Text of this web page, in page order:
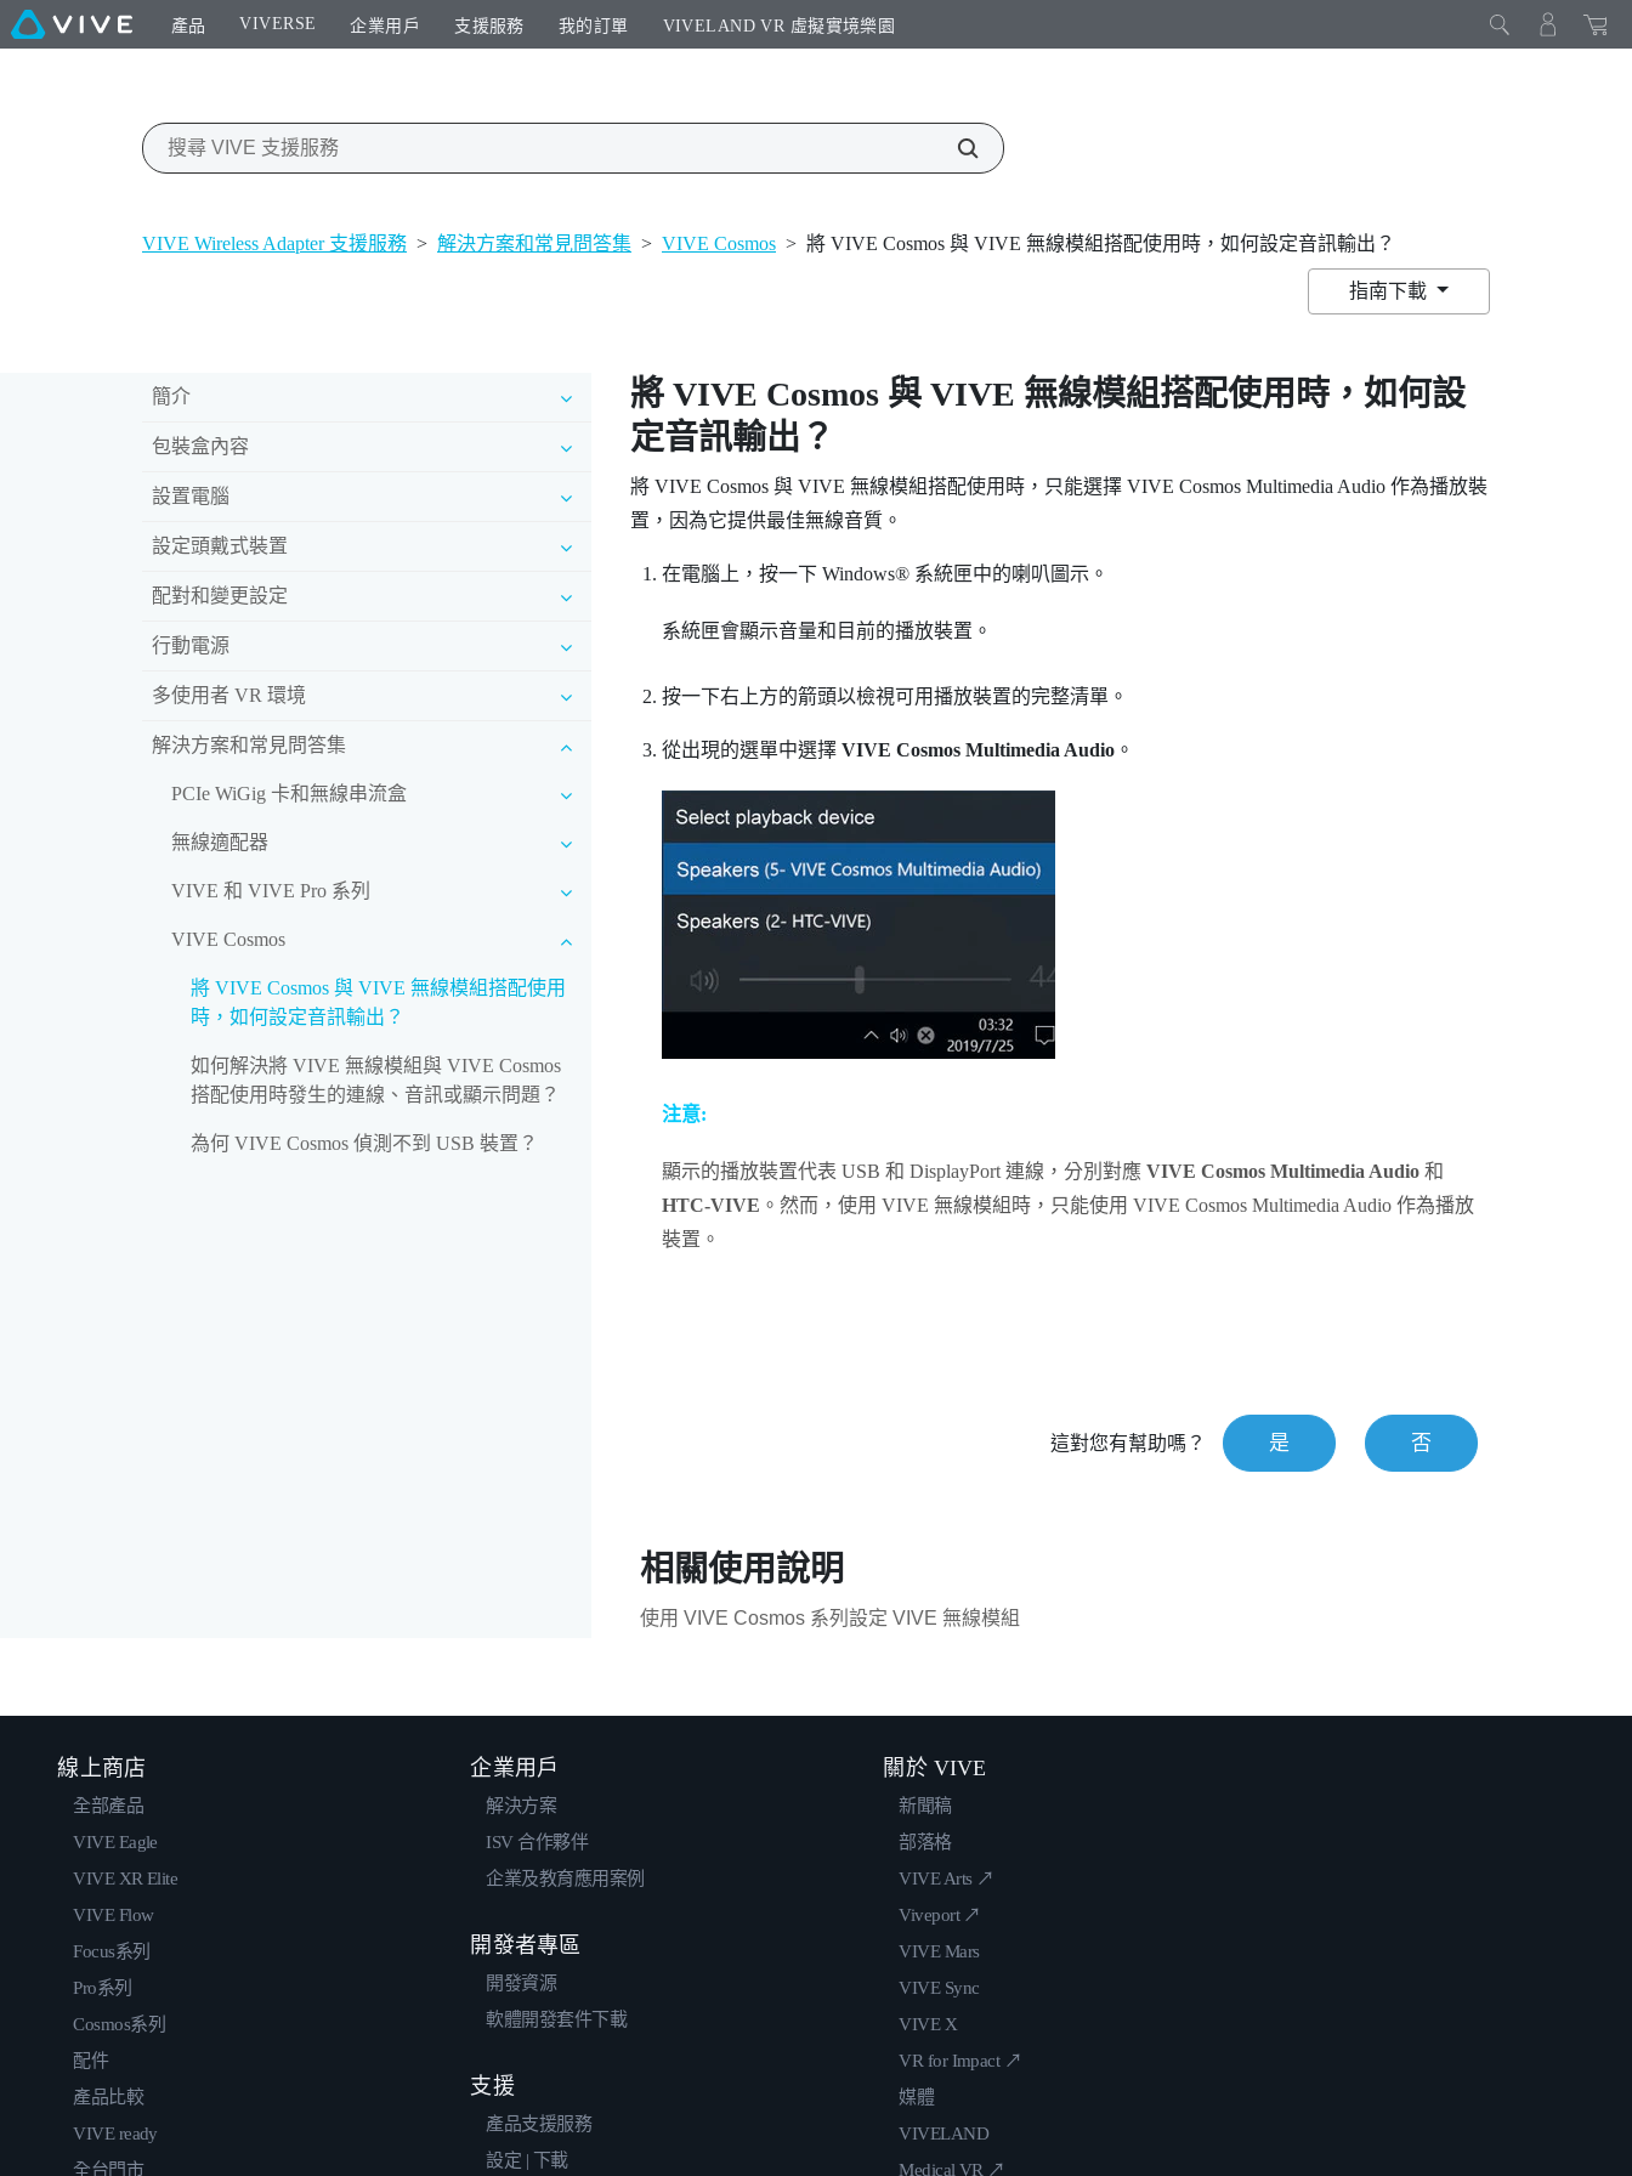
產品 VIVERSE 企業用戶 支援服務 我的訂單 VIVELAND VR 虛擬實境樂園​
VIVE Wireless Adapter 支援服務 > 解決方案和常見問答集 > VIVE Cosmos > 將 VIVE Cosmos 與 VIVE 無線模組搭配使用時，如何設定音訊輸出？
指南下載
簡介
包裝盒內容
設置電腦
設定頭戴式裝置
配對和變更設定
行動電源
多使用者 VR 環境
解決方案和常見問答集
PCIe WiGig 卡和無線串流盒
無線適配器
VIVE 和 VIVE Pro 系列
VIVE Cosmos
將 VIVE Cosmos 與 VIVE 無線模組搭配使用
時，如何設定音訊輸出？
如何解決將 VIVE 無線模組與 VIVE Cosmos
搭配使用時發生的連線、音訊或顯示問題？
為何 VIVE Cosmos 偵測不到 USB 裝置？
將 VIVE Cosmos與 VIVE 無線模組搭配使用時，如何設
定音訊輸出？
將 VIVE Cosmos與 VIVE 無線模組搭配使用時，只能選擇 VIVE Cosmos Multimedia Audio作為播放裝
置，因為它提供最佳無線音質。
在電腦上，按一下 Windows®系統匣中的喇叭圖示。
系統匣會顯示音量和目前的播放裝置。
按一下右上方的箭頭以檢視可用播放裝置的完整清單。
從出現的選單中選擇 VIVE Cosmos Multimedia Audio。
注意:
顯示的播放裝置代表 USB 和 DisplayPort連線，分別對應 VIVE Cosmos Multimedia Audio和
HTC-VIVE 。然而，使用 VIVE 無線模組 時，只能使用 VIVE Cosmos Multimedia Audio作為播放
裝置。
這對您有幫助嗎？ 是 否
相關使用說明
使用 VIVE Cosmos 系列設定 VIVE 無線模組
線上商店
全部產品
VIVE Eagle
VIVE XR Elite
VIVE Flow
Focus系列
Pro系列
Cosmos系列
配件
產品比較
VIVE ready
全台門市
企業用戶
解決方案
ISV 合作夥伴
企業及教育應用案例
開發者專區
開發資源
軟體開發套件下載
支援
產品支援服務
設定 | 下載
關於 VIVE
新聞稿
部落格
VIVE Arts ↗
Viveport ↗
VIVE Mars
VIVE Sync
VIVE X
VR for Impact ↗
媒體
VIVELAND
Medical VR ↗